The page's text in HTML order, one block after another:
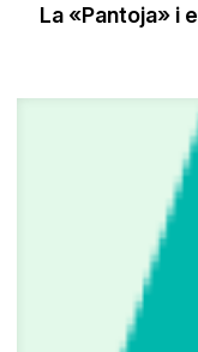
La «Pantoja» i